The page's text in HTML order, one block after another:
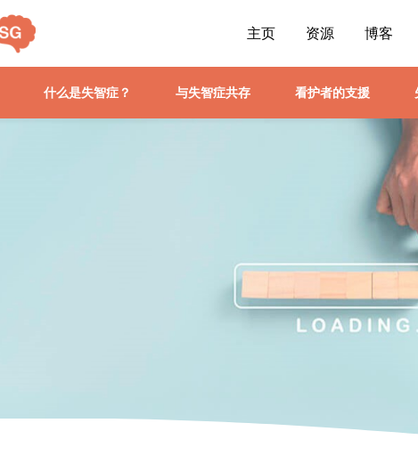
主页 资源 博客
什么是失智症？ 与失智症共存 看护者的支援